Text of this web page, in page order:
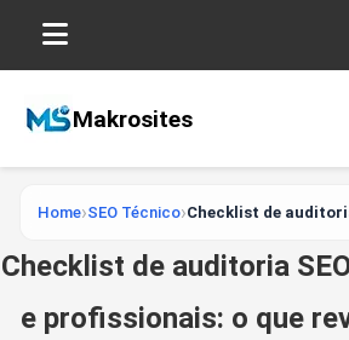
Makrosites
Home SEO Técnico Checklist de
Checklist de auditoria
e profissionais: o que